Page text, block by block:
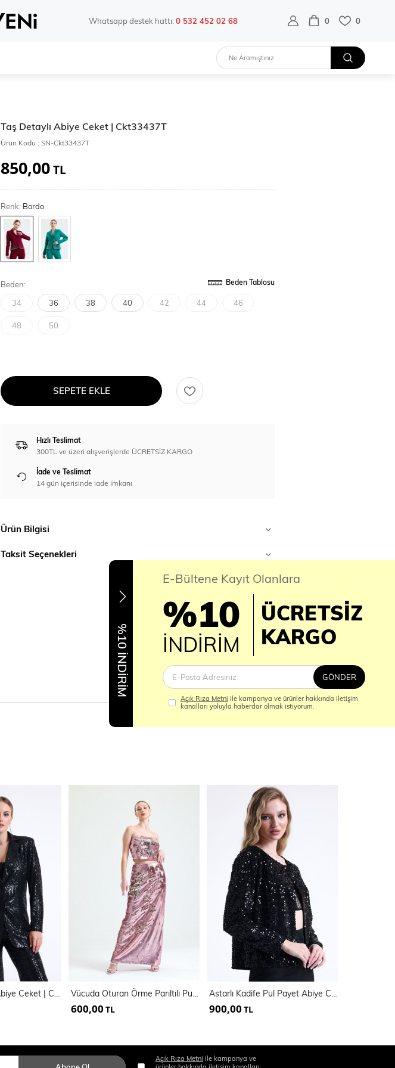
Whatsapp destek hattı:0 532 452 02 68 0 0
Taş Detaylı Abiye Ceket | Ckt33437T
Ürün Kodu : SN-Ckt33437T
850,00TL
Renk: Bordo
Beden: Beden Tablosu
34 36 38 40 42 44 46
48 50
SEPETE EKLE
Hızlı Teslimat
300TL ve üzeri alışverişlerde ÜCRETSİZ KARGO
İade ve Teslimat
14 gün içerisinde iade imkanı
Ürün Bilgisi
Taksit Seçenekleri
İçi Astarli Payet Abiye Ceket | Ckt342623 Vücuda Oturan Örme Parıltılı Pul Payet Şık Abiye Etek | Etk34902
600,00 TL
Astarlı Kadife Pul Payet Abiye Ceket | Ckt 35256
900,00 TL
%10 İNDİRİM
E-Bültene Kayıt Olanlara
%10
İNDİRİM
ÜCRETSİZ
KARGO
GÖNDER
Açık Rıza Metni ile kampanya ve ürünler hakkında iletişim
kanalları yoluyla haberdar olmak istiyorum.
Açık Rıza Metni ile kampanya ve